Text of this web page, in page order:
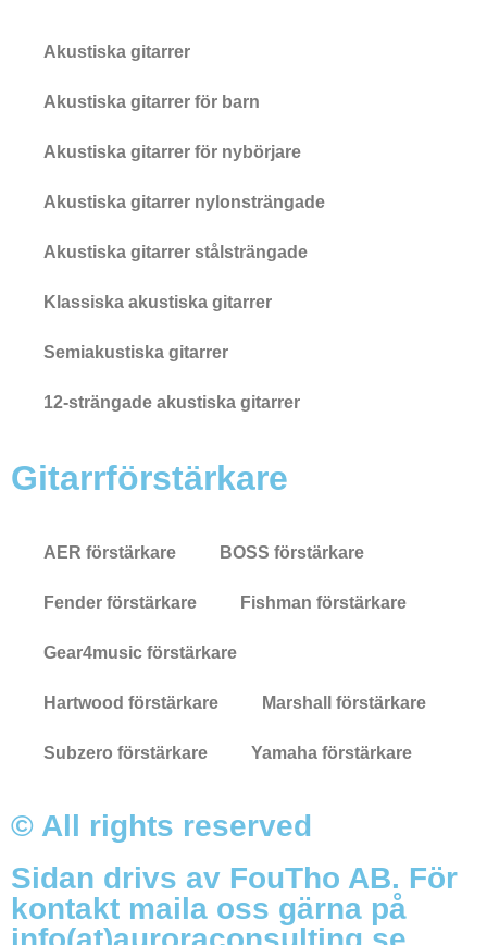
Akustiska gitarrer
Akustiska gitarrer för barn
Akustiska gitarrer för nybörjare
Akustiska gitarrer nylonsträngade
Akustiska gitarrer stålsträngade
Klassiska akustiska gitarrer
Semiakustiska gitarrer
12-strängade akustiska gitarrer
Gitarrförstärkare
AER förstärkare BOSS förstärkare
Fender förstärkare Fishman förstärkare
Gear4music förstärkare
Hartwood förstärkare Marshall förstärkare
Subzero förstärkare Yamaha förstärkare
© All rights reserved
Sidan drivs av FouTho AB. För
kontakt maila oss gärna på